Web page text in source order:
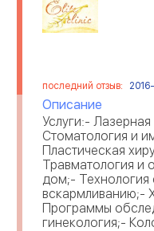
последний отзыв:
Описание
Услуги:-
Стоматология и
Пластическая
Травматология и
дом;- Технология
вскармливанию;-
Программы
гинекология;-